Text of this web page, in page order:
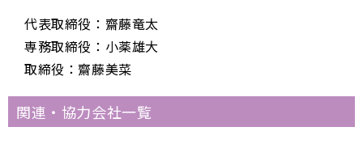
代表取締役：齋藤竜太
専務取締役：小薬雄大
取締役：齋藤美菜
関連・協力会社一覧